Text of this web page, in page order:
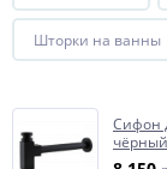
Шторки на ванны
Сифон
чёрный